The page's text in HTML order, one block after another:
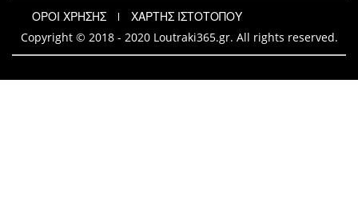
ΟΡΟΙ ΧΡΗΣΗΣ
ΧΑΡΤΗΣ ΙΣΤΟΤΟΠΟΥ
Copyright © 2018 - 2020 Loutraki365.gr. All rights reserved.